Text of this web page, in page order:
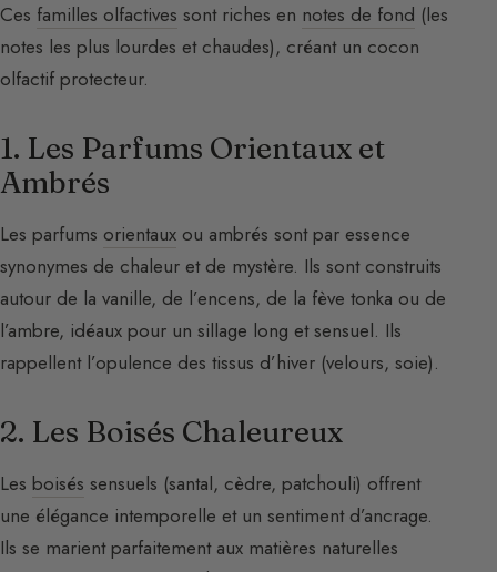
Ces familles olfactives sont riches en notes de fond (les
notes les plus lourdes et chaudes), créant un cocon
olfactif protecteur.
1. Les Parfums Orientaux et
Ambrés
Les parfums orientaux ou ambrés sont par essence
synonymes de chaleur et de mystère. Ils sont construits
autour de la vanille, de l’encens, de la fève tonka ou de
l’ambre, idéaux pour un sillage long et sensuel. Ils
rappellent l’opulence des tissus d’hiver (velours, soie).
2. Les Boisés Chaleureux
Les boisés sensuels (santal, cèdre, patchouli) offrent
une élégance intemporelle et un sentiment d’ancrage.
Ils se marient parfaitement aux matières naturelles